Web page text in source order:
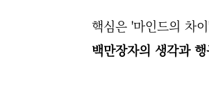
핵심은 '마인드의 차
백만장자의 생각과